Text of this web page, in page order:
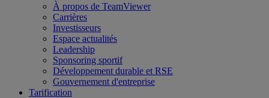
À propos de TeamViewer
Carrières
Investisseurs
Espace actualités
Leadership
Sponsoring sportif
Développement durable et RSE
Gouvernement d'entreprise
Tarification